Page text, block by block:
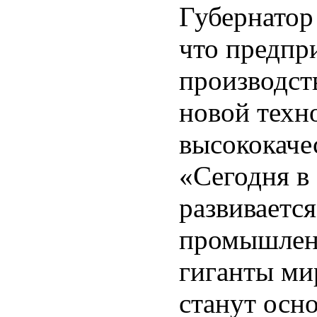
что
новой
«Сегодня
гиганты
станут